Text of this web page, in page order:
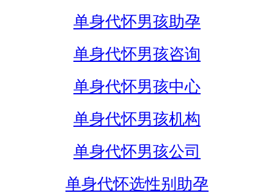
单身代怀男孩助孕
单身代怀男孩咨询
单身代怀男孩中心
单身代怀男孩机构
单身代怀男孩公司
单身代怀选性别助孕